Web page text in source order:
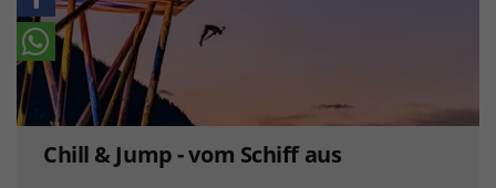
Chill & Jump - vom Schiff aus